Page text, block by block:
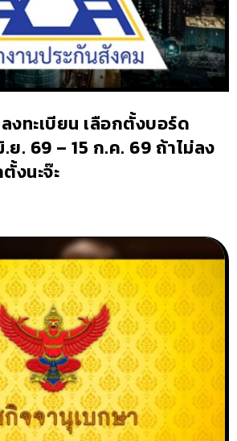
งทะเบียน เลือกตั้งบอร์ด
ย. 69 – 15 ก.ค. 69 ถ้าไม่ลง
งนะจ๊ะ